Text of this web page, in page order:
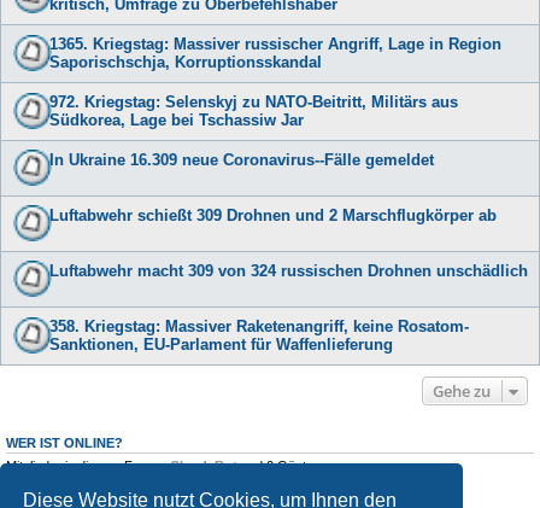
Diese Website nutzt Cookies, um Ihnen den
kritisch, Umfrage zu Oberbefehlshaber
1365. Kriegstag: Massiver russischer Angriff, Lage in Region
Saporischschja, Korruptionsskandal
972. Kriegstag: Selenskyj zu NATO-Beitritt, Militärs aus
Südkorea, Lage bei Tschassiw Jar
In Ukraine 16.309 neue Coronavirus--Fälle gemeldet
Luftabwehr schießt 309 Drohnen und 2 Marschflugkörper ab
Luftabwehr macht 309 von 324 russischen Drohnen unschädlich
358. Kriegstag: Massiver Raketenangriff, keine Rosatom-
Sanktionen, EU-Parlament für Waffenlieferung
Gehe zu
WER IST ONLINE?
Mitglieder in diesem Forum:ClaudeBotund 0 Gäste